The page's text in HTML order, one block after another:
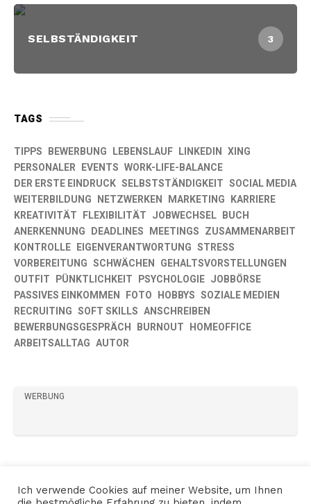
SELBSTÄNDIGKEIT 3
TAGS
TIPPS BEWERBUNG LEBENSLAUF LINKEDIN XING
PERSONALER EVENTS WORK-LIFE-BALANCE
DER ERSTE EINDRUCK SELBSTSTÄNDIGKEIT SOCIAL MEDIA
WEITERBILDUNG NETZWERKEN MARKETING KARRIERE
KREATIVITÄT FLEXIBILITÄT JOBWECHSEL BUCH
ANERKENNUNG DEADLINES MEETINGS ZUSAMMENARBEIT
KONTROLLE EIGENVERANTWORTUNG STRESS
VORBEREITUNG SCHWÄCHEN GEHALTSVORSTELLUNGEN
OUTFIT PÜNKTLICHKEIT PSYCHOLOGIE JOBBÖRSE
PASSIVES EINKOMMEN FOTO HOBBYS SOZIALE MEDIEN
RECRUITING SOFT SKILLS ANSCHREIBEN
BEWERBUNGSGESPRÄCH BURNOUT HOMEOFFICE
ARBEITSALLTAG AUTOR
WERBUNG
Ich verwende Cookies auf meiner Website, um Ihnen